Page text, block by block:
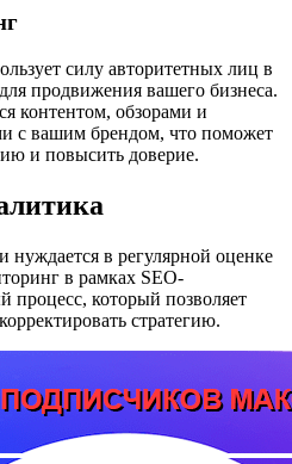
силу авторитетных лиц в
продвижения вашего бизнеса.
контентом, обзорами и
с вашим брендом, что поможет
и повысить доверие.
в регулярной оценке
в рамках SEO-
который позволяет
стратегию.